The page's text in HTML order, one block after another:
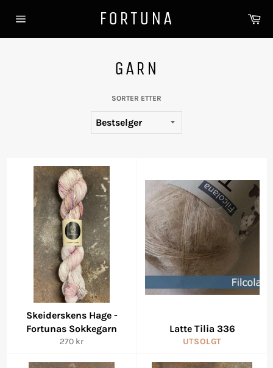
videre
FORTUNA
GARN
SORTER ETTER
Skeiderskens Hage -
Fortunas Sokkegarn
Vanlig
270 kr
Latte Tilia 336
UTSOLGT